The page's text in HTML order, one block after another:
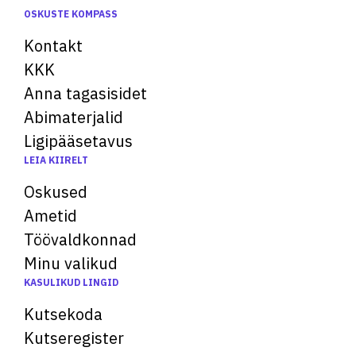
OSKUSTE KOMPASS
Kontakt
KKK
Anna tagasisidet
Abimaterjalid
Ligipääsetavus
LEIA KIIRELT
Oskused
Ametid
Töövaldkonnad
Minu valikud
KASULIKUD LINGID
Kutsekoda
Kutseregister